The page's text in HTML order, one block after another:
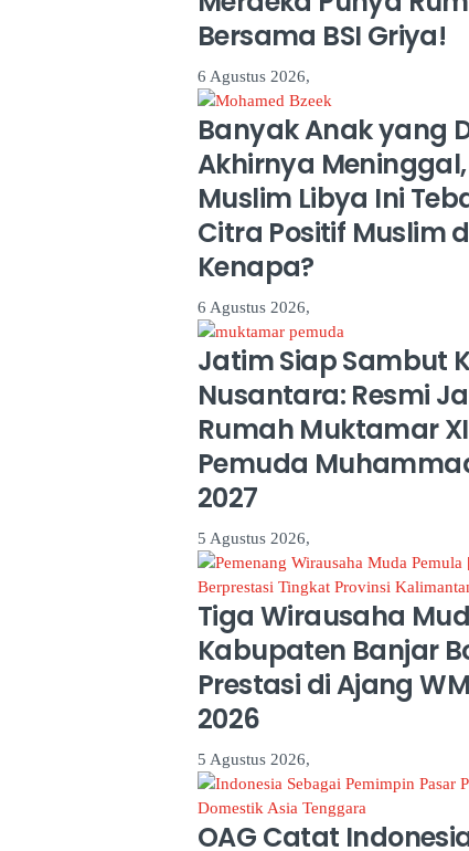
Bersama BSI Griya!
6 Agustus 2026,
Banyak Anak yang
Akhirnya Meninggal,
Muslim Libya Ini
Citra Positif Muslim
Kenapa?
6 Agustus 2026,
Jatim Siap Sambut
Nusantara: Resmi
Rumah Muktamar
Pemuda
2027
5 Agustus 2026,
Tiga Wirausaha
Kabupaten Banjar
Prestasi di Ajang
2026
5 Agustus 2026,
OAG Catat